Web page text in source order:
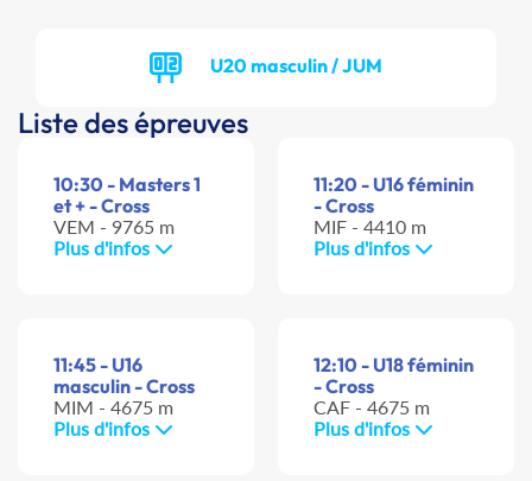
U20 masculin / JUM
Liste des épreuves
10:30 - Masters 1
et + - Cross
VEM - 9765 m
Plus d'infos
11:20 - U16 féminin
- Cross
MIF - 4410 m
Plus d'infos
11:45 - U16
masculin - Cross
MIM - 4675 m
Plus d'infos
12:10 - U18 féminin
- Cross
CAF - 4675 m
Plus d'infos